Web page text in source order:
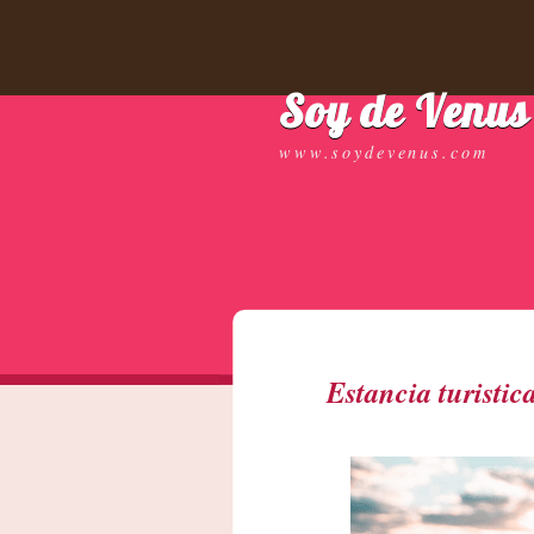
Soy de Venus
www.soydevenus.com
Estancia